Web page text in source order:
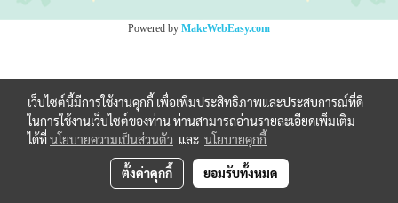
Powered by MakeWebEasy.com
เว็บไซต์นี้มีการใช้งานคุกกี้ เพื่อเพิ่มประสิทธิภาพและประสบการณ์ที่ดี
ในการใช้งานเว็บไซต์ของท่าน ท่านสามารถอ่านรายละเอียดเพิ่มเติม
ได้ที่นโยบายความเป็นส่วนตัว และ นโยบายคุกกี้
ตั้งค่าคุกกี้ ยอมรับทั้งหมด